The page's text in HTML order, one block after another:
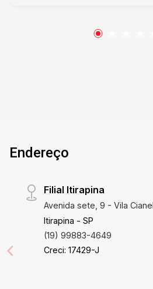
seu veículo • Gás encanado
para momentos de descanso
A inclusão de uma vaga
conforto, atendendo às
vida moderna. Localização Privilegiada Situado
no bairro do Centro de São
apartamento está em uma
valorizada pela total
Endereço
Filial Itirapina
Avenida sete, 9 - Vila
Itirapina - SP
(19) 99883-4649
Creci: 17429-J